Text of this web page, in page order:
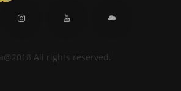
All rights reserved.